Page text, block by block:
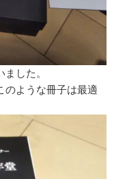
した。
のような冊子は最適